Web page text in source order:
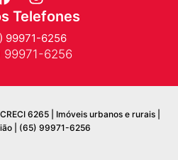
Telefones
99971-6256
99971-6256
6265 | Imóveis urbanos e rurais |
| (65) 99971-6256